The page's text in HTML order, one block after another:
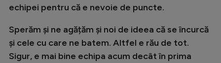
Intră în cont
echipei pentru că e nevoie de puncte.
Sperăm și ne agățăm și noi de ideea că se încurcă
și cele cu care ne batem. Altfel e rău de tot.
Sigur, e mai bine echipa acum decât în prima